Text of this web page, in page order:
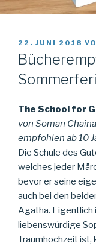
AM
22. JUNI 2018
The School for
von Soman
empfohlen ab 10
Die Schule des
welches jeder
bevor er seine
auch bei den
Agatha. Eigentlich
liebenswürdige
Traumhochzeit ist,